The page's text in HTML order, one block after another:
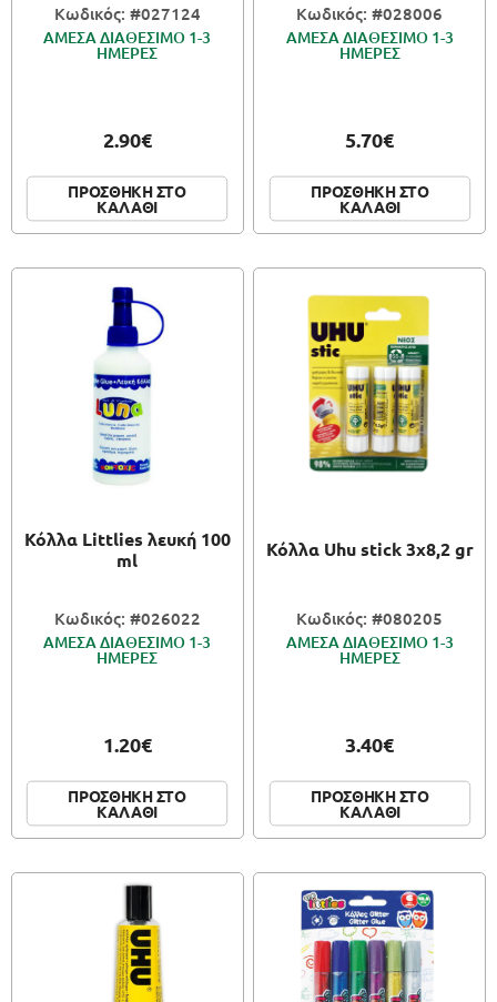
Κωδικός: #027124
ΑΜΕΣΑ ΔΙΑΘΕΣΙΜΟ 1-3
ΗΜΕΡΕΣ
2.90€
ΠΡΟΣΘΗΚΗ ΣΤΟ
ΚΑΛΑΘΙ
Κωδικός: #028006
ΑΜΕΣΑ ΔΙΑΘΕΣΙΜΟ 1-3
ΗΜΕΡΕΣ
5.70€
ΠΡΟΣΘΗΚΗ ΣΤΟ
ΚΑΛΑΘΙ
Κόλλα Littlies λευκή 100
ml
Κωδικός: #026022
ΑΜΕΣΑ ΔΙΑΘΕΣΙΜΟ 1-3
ΗΜΕΡΕΣ
1.20€
ΠΡΟΣΘΗΚΗ ΣΤΟ
ΚΑΛΑΘΙ
Κόλλα Uhu stick 3x8,2 gr
Κωδικός: #080205
ΑΜΕΣΑ ΔΙΑΘΕΣΙΜΟ 1-3
ΗΜΕΡΕΣ
3.40€
ΠΡΟΣΘΗΚΗ ΣΤΟ
ΚΑΛΑΘΙ